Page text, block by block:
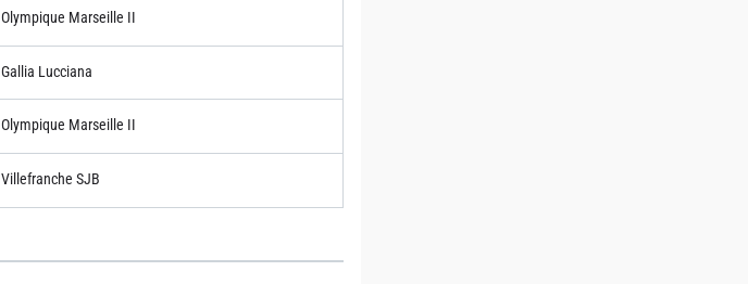
Olympique Marseille II
Gallia Lucciana
Olympique Marseille II
Villefranche SJB